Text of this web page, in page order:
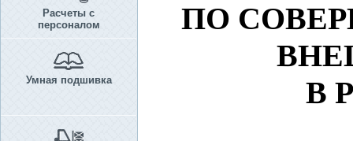
Расчеты с
персоналом
Умная подшивка
ПО
В